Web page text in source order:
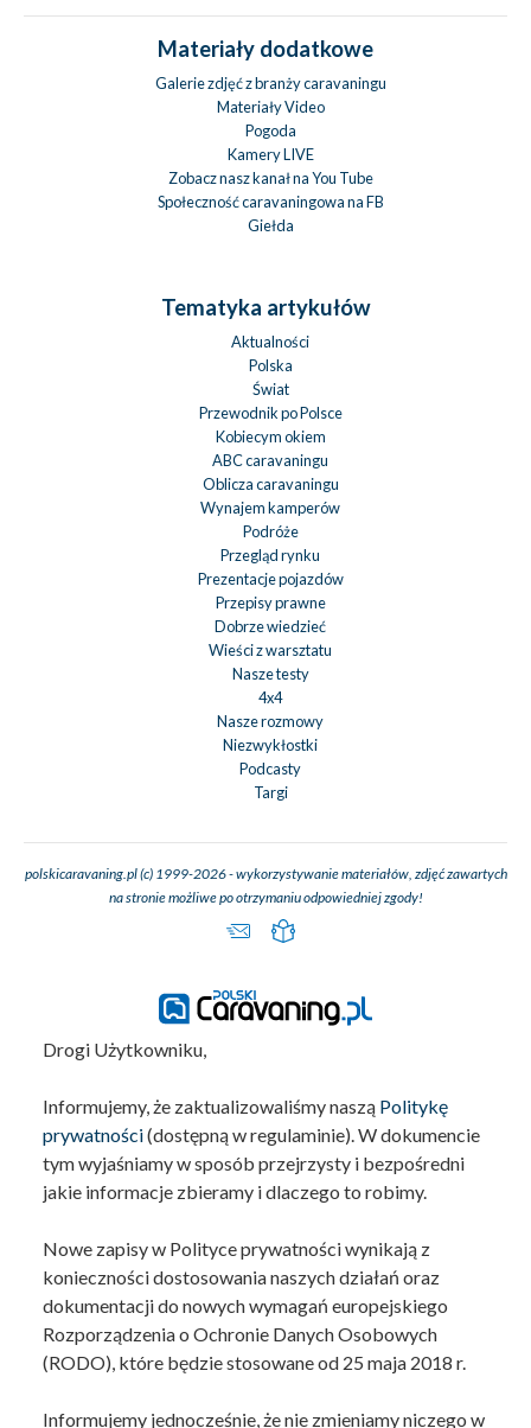
Materiały dodatkowe
Galerie zdjęć z branży caravaningu
Materiały Video
Pogoda
Kamery LIVE
Zobacz nasz kanał na You Tube
Społeczność caravaningowa na FB
Giełda
Tematyka artykułów
Aktualności
Polska
Świat
Przewodnik po Polsce
Kobiecym okiem
ABC caravaningu
Oblicza caravaningu
Wynajem kamperów
Podróże
Przegląd rynku
Prezentacje pojazdów
Przepisy prawne
Dobrze wiedzieć
Wieści z warsztatu
Nasze testy
4x4
Nasze rozmowy
Niezwykłostki
Podcasty
Targi
polskicaravaning.pl (c) 1999-2026 - wykorzystywanie materiałów, zdjęć zawartych
na stronie możliwe po otrzymaniu odpowiedniej zgody!
Drogi Użytkowniku,
Informujemy, że zaktualizowaliśmy naszą Politykę
prywatności(dostępną w regulaminie). W dokumencie
tym wyjaśniamy w sposób przejrzysty i bezpośredni
jakie informacje zbieramy i dlaczego to robimy.
Nowe zapisy w Polityce prywatności wynikają z
konieczności dostosowania naszych działań oraz
dokumentacji do nowych wymagań europejskiego
Rozporządzenia o Ochronie Danych Osobowych
(RODO), które będzie stosowane od 25 maja 2018 r.
Informujemy jednocześnie, że nie zmieniamy niczego w